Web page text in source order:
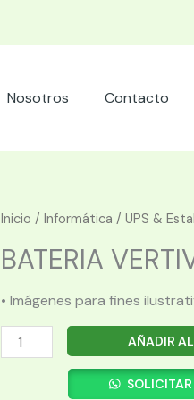
Nosotros Contacto
Inicio / Informática / UPS &
BATERIA
• Imágenes para fines
BATERIA
VERTIV
AÑADIR